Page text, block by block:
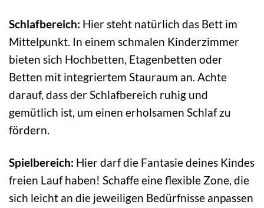
Schlafbereich: Hier steht natürlich das Bett im
Mittelpunkt. In einem schmalen Kinderzimmer
bieten sich Hochbetten, Etagenbetten oder
Betten mit integriertem Stauraum an. Achte
darauf, dass der Schlafbereich ruhig und
gemütlich ist, um einen erholsamen Schlaf zu
fördern.
Spielbereich: Hier darf die Fantasie deines Kindes
freien Lauf haben! Schaffe eine flexible Zone, die
sich leicht an die jeweiligen Bedürfnisse anpassen